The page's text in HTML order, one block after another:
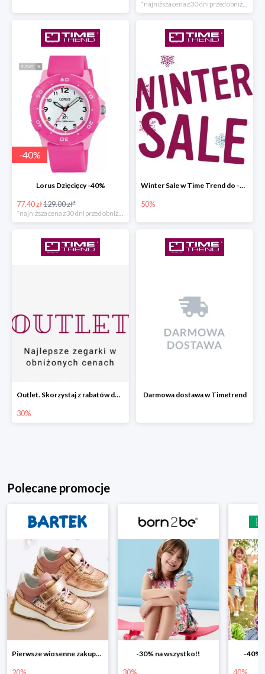
-40%
Lorus Dzięcięcy -40%
77.40 zł129.00 zł*
Winter Sale w Time Trend do -50%
50%
Outlet. Skorzystaj z rabatów do -30%
30%
Darmowa dostawa w Timetrend
Polecane promocje
Pierwsze wiosenne zakupy -20%
20%
-30% na wszystko!!
30%
-40%
40%